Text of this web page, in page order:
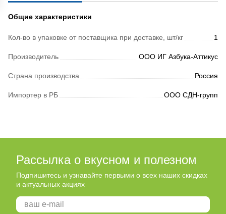
Общие характеристики
Кол-во в упаковке от поставщика при доставке, шт/кг 1
Производитель ООО ИГ Азбука-Аттикус
Страна производства Россия
Импортер в РБ ООО СДН-групп
Рассылка о вкусном и полезном
Подпишитесь и узнавайте первыми о всех наших скидках
и актуальных акциях